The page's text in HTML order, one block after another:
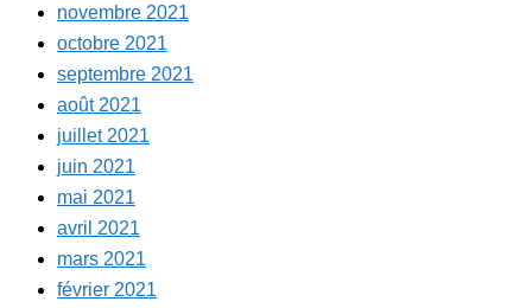
novembre 2021
octobre 2021
septembre 2021
août 2021
juillet 2021
juin 2021
mai 2021
avril 2021
mars 2021
février 2021